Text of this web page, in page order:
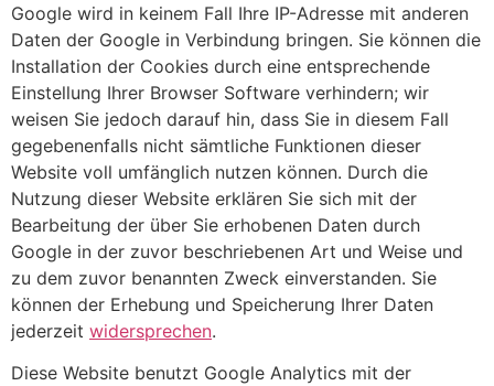
Google wird in keinem Fall Ihre IP-Adresse mit anderen
Daten der Google in Verbindung bringen. Sie können die
Installation der Cookies durch eine entsprechende
Einstellung Ihrer Browser Software verhindern; wir
weisen Sie jedoch darauf hin, dass Sie in diesem Fall
gegebenenfalls nicht sämtliche Funktionen dieser
Website voll umfänglich nutzen können. Durch die
Nutzung dieser Website erklären Sie sich mit der
Bearbeitung der über Sie erhobenen Daten durch
Google in der zuvor beschriebenen Art und Weise und
zu dem zuvor benannten Zweck einverstanden. Sie
können der Erhebung und Speicherung Ihrer Daten
jederzeit widersprechen.
Diese Website benutzt Google Analytics mit der